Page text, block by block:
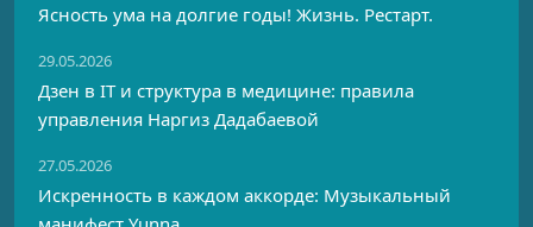
Ясность ума на долгие годы! Жизнь. Рестарт.
29.05.2026
Дзен в IT и структура в медицине: правила
управления Наргиз Дадабаевой
27.05.2026
Искренность в каждом аккорде: Музыкальный